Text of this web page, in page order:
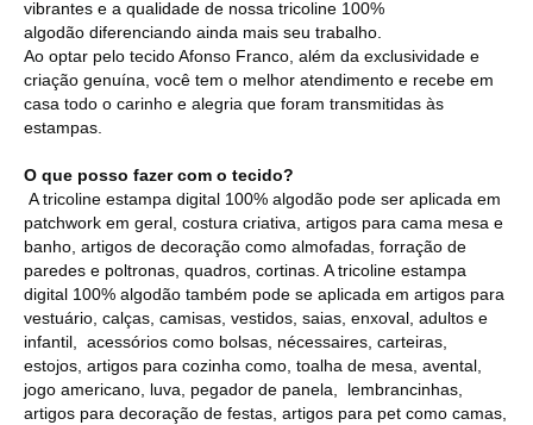
vibrantes e a qualidade de nossa tricoline 100%
algodão diferenciando ainda mais seu trabalho.
Ao optar pelo tecido Afonso Franco, além da exclusividade e
criação genuína, você tem o melhor atendimento e recebe em
casa todo o carinho e alegria que foram transmitidas às
estampas.
O que posso fazer com o tecido?
A tricoline estampa digital 100% algodão pode ser aplicada em
patchwork em geral, costura criativa, artigos para cama mesa e
banho, artigos de decoração como almofadas, forração de
paredes e poltronas, quadros, cortinas. A tricoline estampa
digital 100% algodão também pode se aplicada em artigos para
vestuário, calças, camisas, vestidos, saias, enxoval, adultos e
infantil, acessórios como bolsas, nécessaires, carteiras,
estojos, artigos para cozinha como, toalha de mesa, avental,
jogo americano, luva, pegador de panela, lembrancinhas,
artigos para decoração de festas, artigos para pet como camas,